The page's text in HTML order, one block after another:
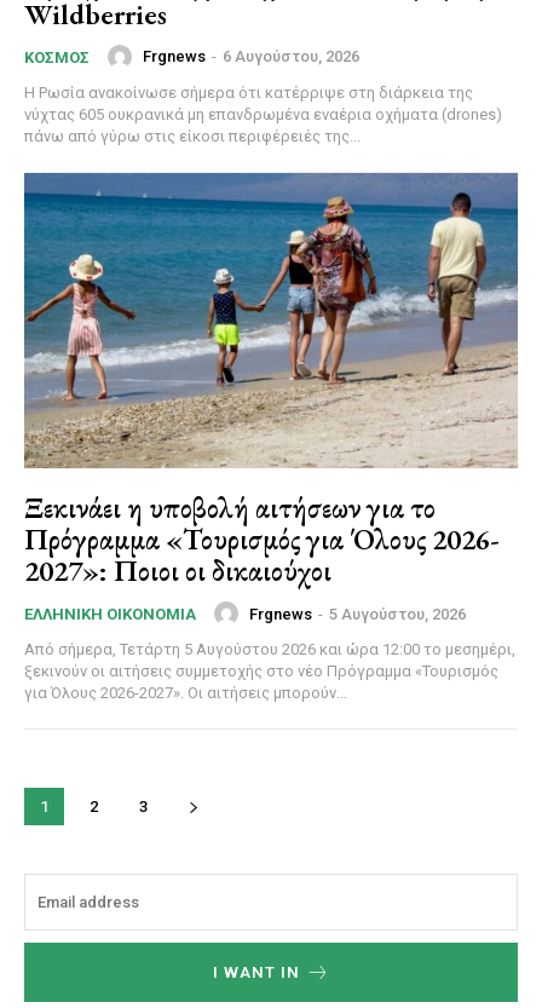
Wildberries
ΚΌΣΜΟΣ Frgnews - 6 Αυγούστου, 2026
Η Ρωσία ανακοίνωσε σήμερα ότι κατέρριψε στη διάρκεια της
νύχτας 605 ουκρανικά μη επανδρωμένα εναέρια οχήματα (drones)
πάνω από γύρω στις είκοσι περιφέρειές της...
Ξεκινάει η υποβολή αιτήσεων για το
Πρόγραμμα «Τουρισμός για Όλους 2026-
2027»: Ποιοι οι δικαιούχοι
ΕΛΛΗΝΙΚΉ ΟΙΚΟΝΟΜΊΑ Frgnews - 5 Αυγούστου, 2026
Από σήμερα, Τετάρτη 5 Αυγούστου 2026 και ώρα 12:00 το μεσημέρι,
ξεκινούν οι αιτήσεις συμμετοχής στο νέο Πρόγραμμα «Τουρισμός
για Όλους 2026-2027». Οι αιτήσεις μπορούν...
1 2 3
I WANT IN